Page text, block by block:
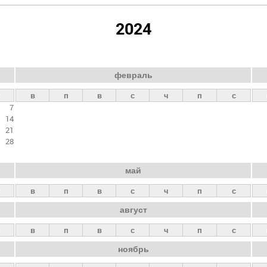
2024
7
14
21
28
февраль
в п в с ч п с
май
в п в с ч п с
август
в п в с ч п с
ноябрь